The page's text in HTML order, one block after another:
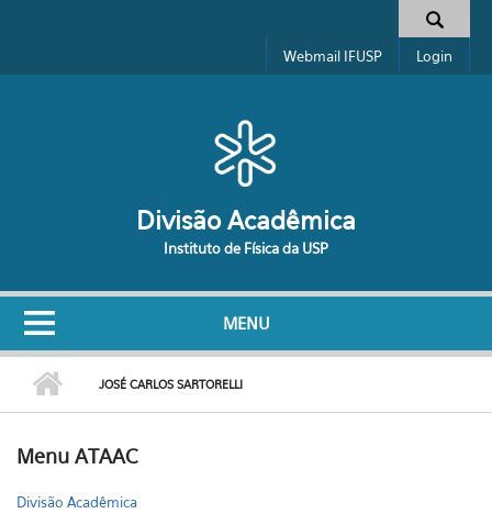
Formulário de busca
Webmail IFUSP Login
Divisão Acadêmica
Instituto de Física da USP
MENU
JOSÉ CARLOS SARTORELLI
Menu ATAAC
Divisão Acadêmica